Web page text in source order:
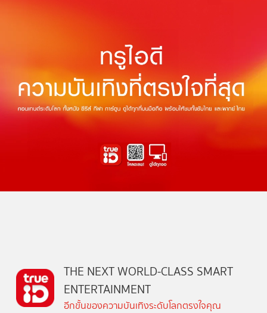
THE NEXT WORLD-CLASS SMART
ENTERTAINMENT
อีกขั้นของความบันเทิงระดับโลกตรงใจคุณ